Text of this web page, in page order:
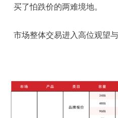
买了怕跌价的两难境地。
市场整体交易进入高位观望